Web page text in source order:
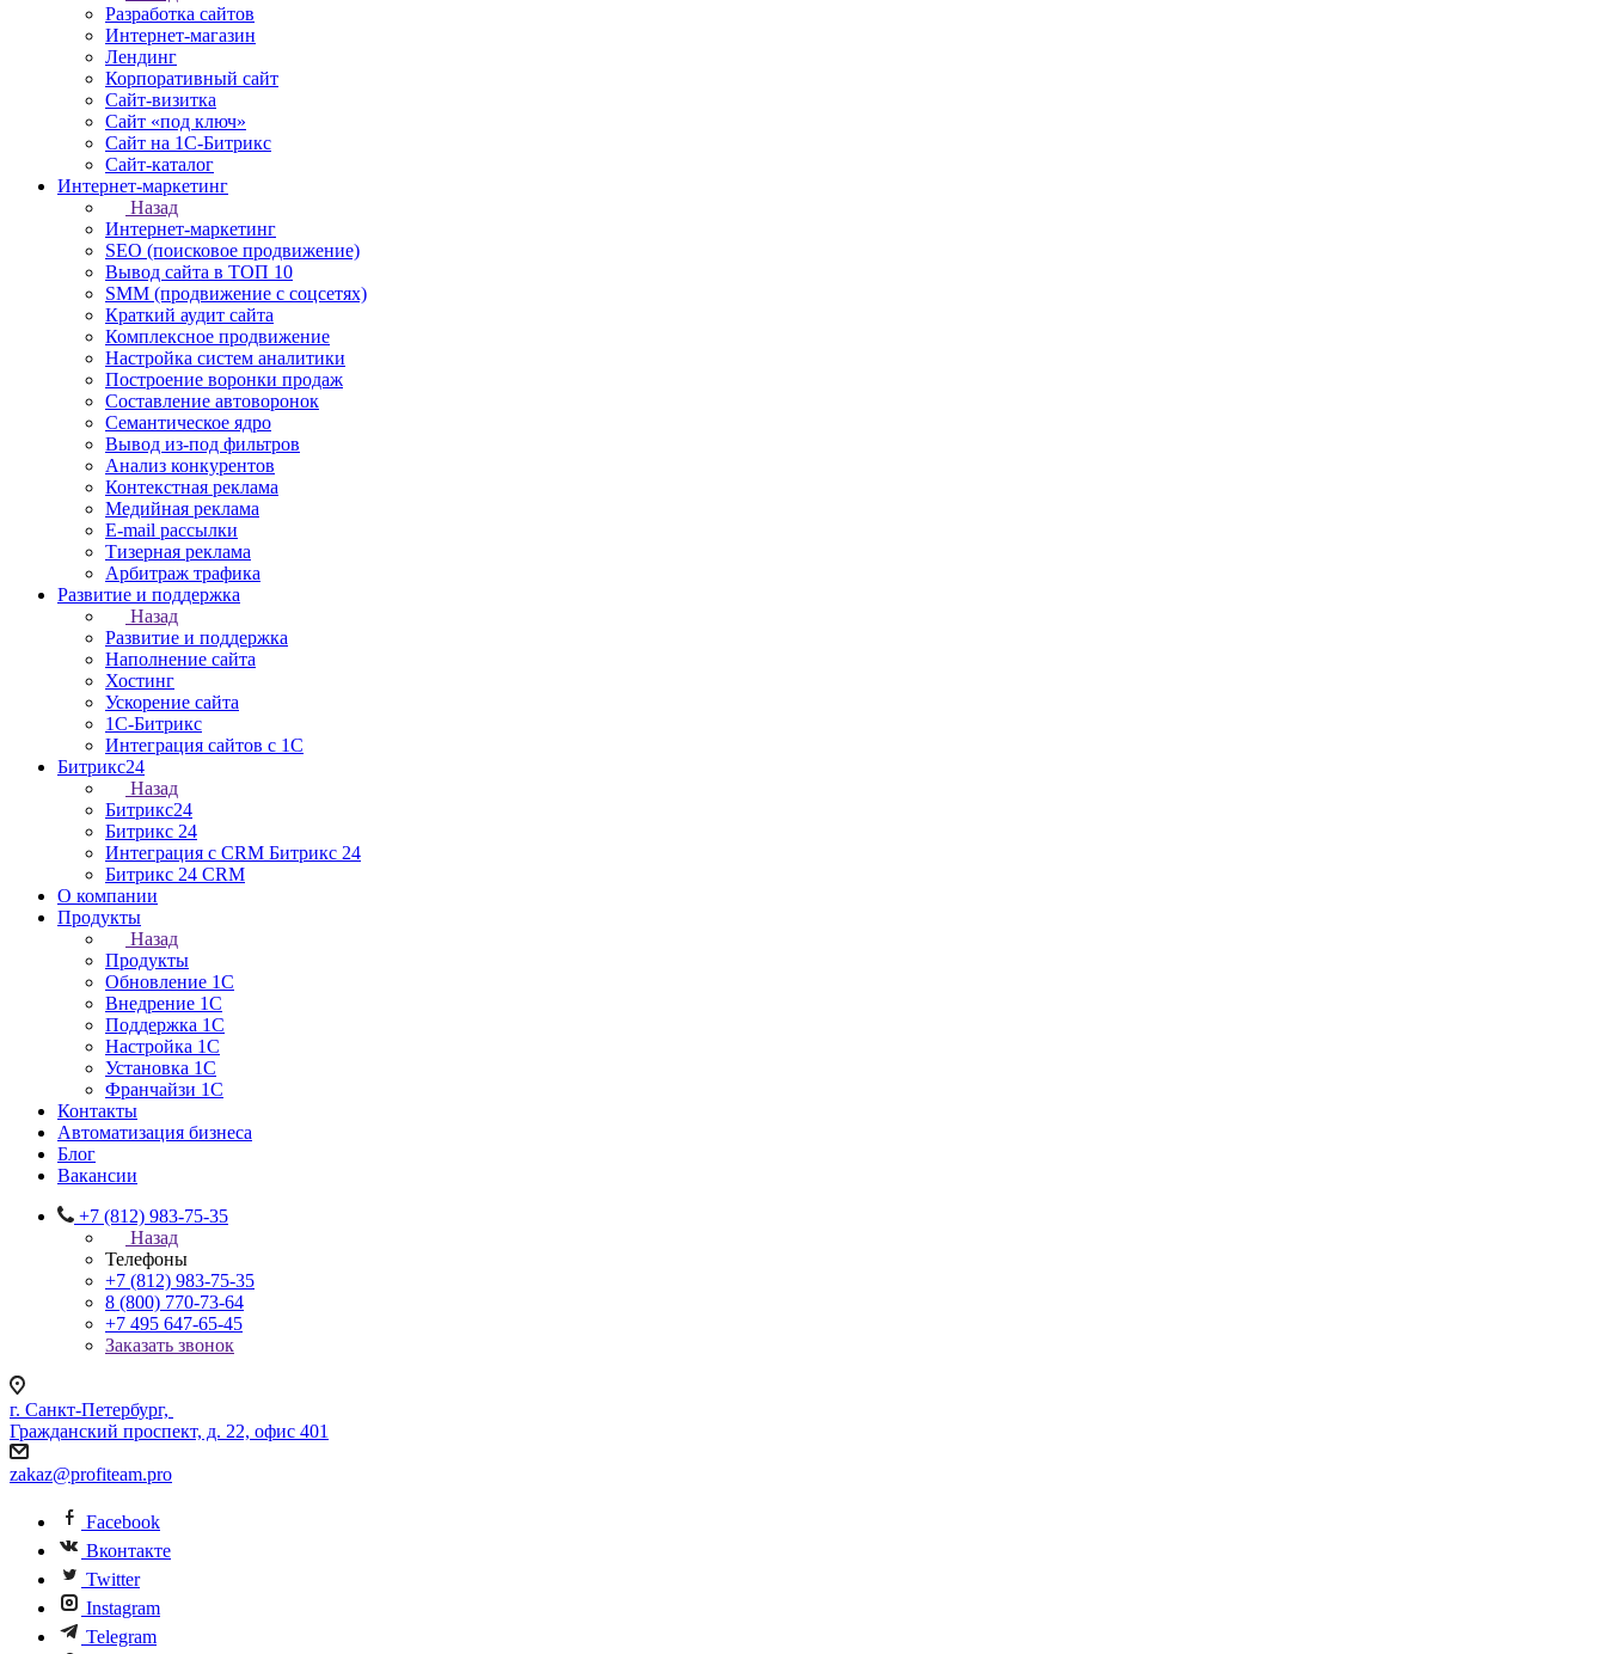
Разработка сайтов
Интернет-магазин
Лендинг
Корпоративный сайт
Сайт-визитка
Сайт «под ключ»
Сайт на 1С-Битрикс
Сайт-каталог
Интернет-маркетинг
Назад
Интернет-маркетинг
SEO (поисковое продвижение)
Вывод сайта в ТОП 10
SMM (продвижение с соцсетях)
Краткий аудит сайта
Комплексное продвижение
Настройка систем аналитики
Построение воронки продаж
Составление автоворонок
Семантическое ядро
Вывод из-под фильтров
Анализ конкурентов
Контекстная реклама
Медийная реклама
E-mail рассылки
Тизерная реклама
Арбитраж трафика
Развитие и поддержка
Назад
Развитие и поддержка
Наполнение сайта
Хостинг
Ускорение сайта
1С-Битрикс
Интеграция сайтов с 1C
Битрикс24
Назад
Битрикс24
Битрикс 24
Интеграция c CRM Битрикс 24
Битрикс 24 СRM
О компании
Продукты
Назад
Продукты
Обновление 1С
Внедрение 1С
Поддержка 1С
Настройка 1С
Установка 1С
Франчайзи 1С
Контакты
Автоматизация бизнеса
Блог
Вакансии
+7 (812) 983-75-35
Назад
Телефоны
+7 (812) 983-75-35
8 (800) 770-73-64
+7 495 647-65-45
Заказать звонок
г. Санкт-Петербург,
Гражданский проспект, д. 22, офис 401
zakaz@profiteam.pro
Facebook
Вконтакте
Twitter
Instagram
Telegram